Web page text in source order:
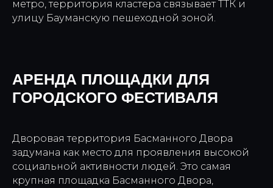
метро, территория кластера связывает ТТК и
улицу Бауманскую пешеходной зоной.
АРЕНДА ПЛОЩАДКИ ДЛЯ
ГОРОДСКОГО ФЕСТИВАЛЯ
Дворовая территория Басманного Двора
задумана как место для проявления высокой
социальной активности людей. Это самая
крупная площадка Басманного Двора,